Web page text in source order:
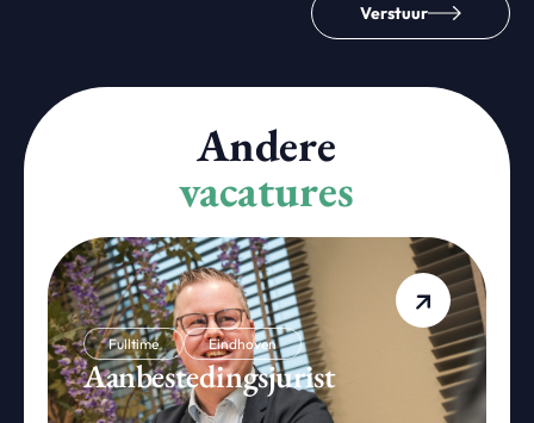
Verstuur
Andere
vacatures
Fulltime Eindhoven
Aanbestedingsjurist